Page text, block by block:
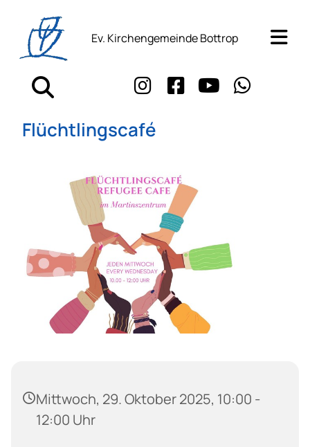
Ev. Kirchengemeinde Bottrop
Flüchtlingscafé
Mittwoch, 29. Oktober 2025, 10:00 -
12:00 Uhr